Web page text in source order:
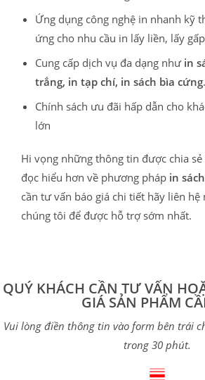
Ứng dụng công nghệ in nhanh kỹ
ứng cho nhu cầu in lấy liền, lấy gấp
Cung cấp dịch vụ đa dạng như in
trắng, in tạp chí, in sách bìa cứng
Chính sách ưu đãi hấp dẫn cho
lớn
Hi vọng những thông tin được chia
đọc hiểu hơn về phương pháp in
cần tư vấn báo giá chi tiết hãy liên hệ
chúng tôi để được hỗ trợ sớm nhất.
QUÝ KHÁCH CẦN TƯ VẤN
GIÁ SẢN PHẨM
Vui lòng điền thông tin vào form bên trái
trong 30 phút.